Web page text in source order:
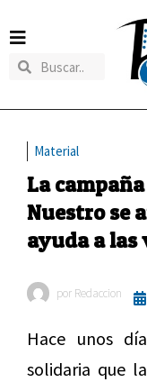
Material
La
Nuestro se
ayuda a las
por Redaccion
Hace unos
solidaria que la